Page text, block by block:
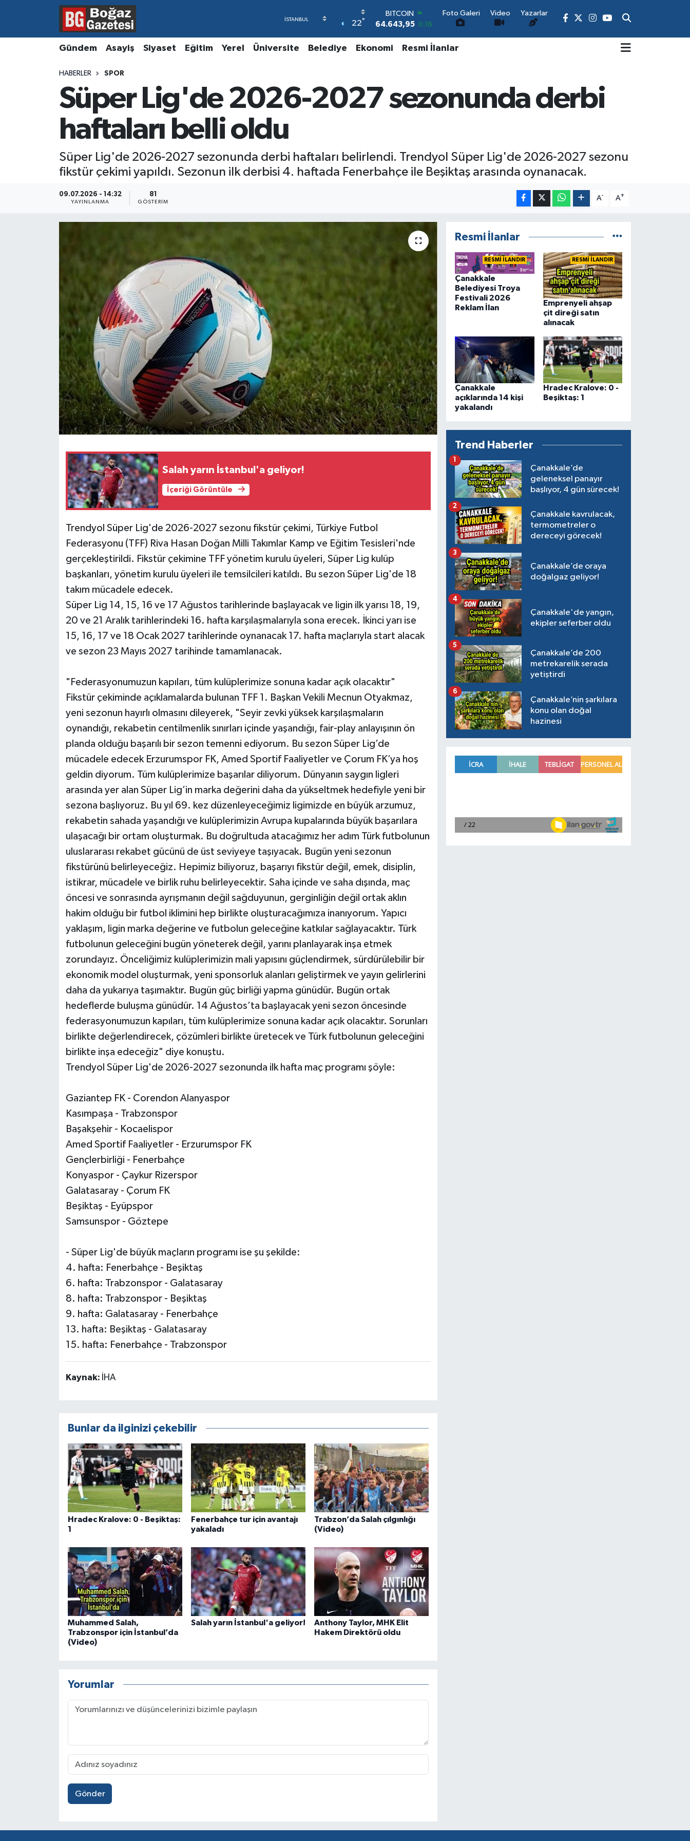
22°
64.643,95
DOLAR
EURO
GRAM ALTIN
6500.87 0.12
Foto Galeri Video Yazarlar
Gündem Asayiş Siyaset Eğitim Yerel Üniversite Belediye Ekonomi Resmi İlanlar
HABERLER SPOR
Süper Lig'de 2026-2027 sezonunda derbi
haftaları belli oldu
Süper Lig'de 2026-2027 sezonunda derbi haftaları belirlendi. Trendyol Süper Lig'de 2026-2027 sezonu
fikstür çekimi yapıldı. Sezonun ilk derbisi 4. haftada Fenerbahçe ile Beşiktaş arasında oynanacak.
09.07.2026 - 14:32
YAYINLANMA
81
GÖSTERIM
A- A+
Salah yarın İstanbul'a geliyor!
İçeriği Görüntüle
Trendyol Süper Lig'de 2026-2027 sezonu fikstür çekimi, Türkiye Futbol
Federasyonu (TFF) Riva Hasan Doğan Milli Takımlar Kamp ve Eğitim Tesisleri'nde
gerçekleştirildi. Fikstür çekimine TFF yönetim kurulu üyeleri, Süper Lig kulüp
başkanları, yönetim kurulu üyeleri ile temsilcileri katıldı. Bu sezon Süper Lig'de 18
takım mücadele edecek.
Süper Lig 14, 15, 16 ve 17 Ağustos tarihlerinde başlayacak ve ligin ilk yarısı 18, 19,
20 ve 21 Aralık tarihlerindeki 16. hafta karşılaşmalarıyla sona erecek. İkinci yarı ise
15, 16, 17 ve 18 Ocak 2027 tarihlerinde oynanacak 17. hafta maçlarıyla start alacak
ve sezon 23 Mayıs 2027 tarihinde tamamlanacak.
"Federasyonumuzun kapıları, tüm kulüplerimize sonuna kadar açık olacaktır"
Fikstür çekiminde açıklamalarda bulunan TFF 1. Başkan Vekili Mecnun Otyakmaz,
yeni sezonun hayırlı olmasını dileyerek, "Seyir zevki yüksek karşılaşmaların
oynandığı, rekabetin centilmenlik sınırları içinde yaşandığı, fair-play anlayışının ön
planda olduğu başarılı bir sezon temenni ediyorum. Bu sezon Süper Lig’de
mücadele edecek Erzurumspor FK, Amed Sportif Faaliyetler ve Çorum FK’ya hoş
geldin diyorum. Tüm kulüplerimize başarılar diliyorum. Dünyanın saygın ligleri
arasında yer alan Süper Lig’in marka değerini daha da yükseltmek hedefiyle yeni bir
sezona başlıyoruz. Bu yıl 69. kez düzenleyeceğimiz ligimizde en büyük arzumuz,
rekabetin sahada yaşandığı ve kulüplerimizin Avrupa kupalarında büyük başarılara
ulaşacağı bir ortam oluşturmak. Bu doğrultuda atacağımız her adım Türk futbolunun
uluslararası rekabet gücünü de üst seviyeye taşıyacak. Bugün yeni sezonun
fikstürünü belirleyeceğiz. Hepimiz biliyoruz, başarıyı fikstür değil, emek, disiplin,
istikrar, mücadele ve birlik ruhu belirleyecektir. Saha içinde ve saha dışında, maç
öncesi ve sonrasında ayrışmanın değil sağduyunun, gerginliğin değil ortak aklın
hakim olduğu bir futbol iklimini hep birlikte oluşturacağımıza inanıyorum. Yapıcı
yaklaşım, ligin marka değerine ve futbolun geleceğine katkılar sağlayacaktır. Türk
futbolunun geleceğini bugün yöneterek değil, yarını planlayarak inşa etmek
zorundayız. Önceliğimiz kulüplerimizin mali yapısını güçlendirmek, sürdürülebilir bir
ekonomik model oluşturmak, yeni sponsorluk alanları geliştirmek ve yayın gelirlerini
daha da yukarıya taşımaktır. Bugün güç birliği yapma günüdür. Bugün ortak
hedeflerde buluşma günüdür. 14 Ağustos’ta başlayacak yeni sezon öncesinde
federasyonumuzun kapıları, tüm kulüplerimize sonuna kadar açık olacaktır. Sorunları
birlikte değerlendirecek, çözümleri birlikte üretecek ve Türk futbolunun geleceğini
birlikte inşa edeceğiz" diye konuştu.
Trendyol Süper Lig'de 2026-2027 sezonunda ilk hafta maç programı şöyle:
Gaziantep FK - Corendon Alanyaspor
Kasımpaşa - Trabzonspor
Başakşehir - Kocaelispor
Amed Sportif Faaliyetler - Erzurumspor FK
Gençlerbirliği - Fenerbahçe
Konyaspor - Çaykur Rizerspor
Galatasaray - Çorum FK
Beşiktaş - Eyüpspor
Samsunspor - Göztepe
- Süper Lig'de büyük maçların programı ise şu şekilde:
4. hafta: Fenerbahçe - Beşiktaş
6. hafta: Trabzonspor - Galatasaray
8. hafta: Trabzonspor - Beşiktaş
9. hafta: Galatasaray - Fenerbahçe
13. hafta: Beşiktaş - Galatasaray
15. hafta: Fenerbahçe - Trabzonspor
Kaynak: İHA
Bunlar da ilginizi çekebilir
Hradec Kralove: 0 - Beşiktaş:
1
Fenerbahçe tur için avantajı
yakaladı
Trabzon’da Salah çılgınlığı
(Video)
Muhammed Salah,
Trabzonspor için İstanbul’da
(Video)
Salah yarın İstanbul'a geliyor!
Anthony Taylor, MHK Elit
Hakem Direktörü oldu
Yorumlar
Gönder
Resmi İlanlar
RESMİ İLANDIR
Çanakkale
Belediyesi Troya
Festivali 2026
Reklam İlan
RESMİ İLANDIR
Emprenyeli ahşap
çit direği satın
alınacak
Çanakkale
açıklarında 14 kişi
yakalandı
Hradec Kralove: 0 -
Beşiktaş: 1
Trend Haberler
Çanakkale’de
geleneksel panayır
başlıyor, 4 gün sürecek!
1
Çanakkale kavrulacak,
termometreler o
dereceyi görecek!
2
Çanakkale’de oraya
doğalgaz geliyor!
3
Çanakkale'de yangın,
ekipler seferber oldu
4
Çanakkale’de 200
metrekarelik serada
yetiştirdi
5
Çanakkale’nin şarkılara
konu olan doğal
hazinesi
6
Asayiş
Ekonomi
Gündem
Magazin
Resmi İlanlar
Hava Durumu
Süper Lig Puan Durumu ve Fikstür
Tüm Manşetler
Haber Arşivi